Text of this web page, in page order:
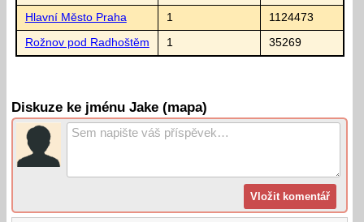
Hlavní Město Praha 1 1124473
Rožnov pod Radhoštěm 1 35269
Diskuze ke jménu Jake (mapa)